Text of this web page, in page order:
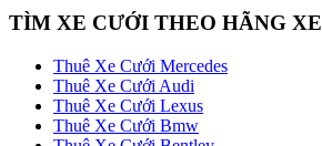
TÌM XE CƯỚI THEO HÃNG XE
Thuê Xe Cưới Mercedes
Thuê Xe Cưới Audi
Thuê Xe Cưới Lexus
Thuê Xe Cưới Bmw